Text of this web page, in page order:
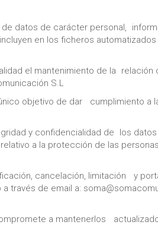
datos de carácter personal,
en los ficheros
el mantenimiento de la
S.L
objetivo de dar cumplimiento a
y confidencialidad de los
a la protección de las
cancelación, limitación y
través de email a:
a mantenerlos